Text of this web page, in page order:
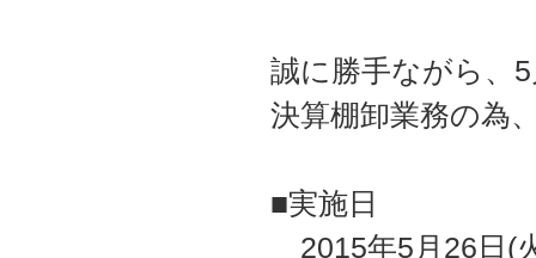
誠に勝手ながら、
決算棚卸業務の為
■実施日
2015年5月26日(